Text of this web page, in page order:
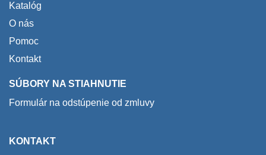
Katalóg
O nás
Pomoc
Kontakt
SÚBORY NA STIAHNUTIE
Formulár na odstúpenie od zmluvy
KONTAKT